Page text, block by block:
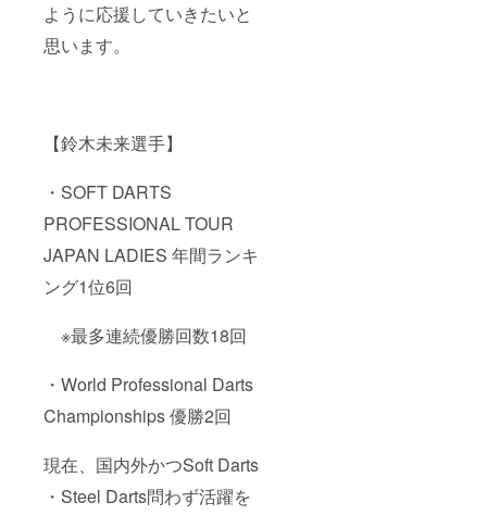
ように応援していきたいと
思います。
【鈴木未来選手】
・SOFT DARTS
PROFESSIONAL TOUR
JAPAN LADIES 年間ランキ
ング1位6回
※最多連続優勝回数18回
・World Professional Darts
Championships 優勝2回
現在、国内外かつSoft Darts
・Steel Darts問わず活躍を